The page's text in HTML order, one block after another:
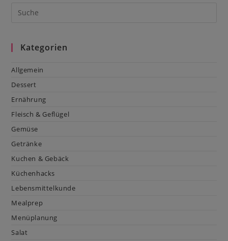
Kategorien
Allgemein
Dessert
Ernährung
Fleisch & Geflügel
Gemüse
Getränke
Kuchen & Gebäck
Küchenhacks
Lebensmittelkunde
Mealprep
Menüplanung
Salat